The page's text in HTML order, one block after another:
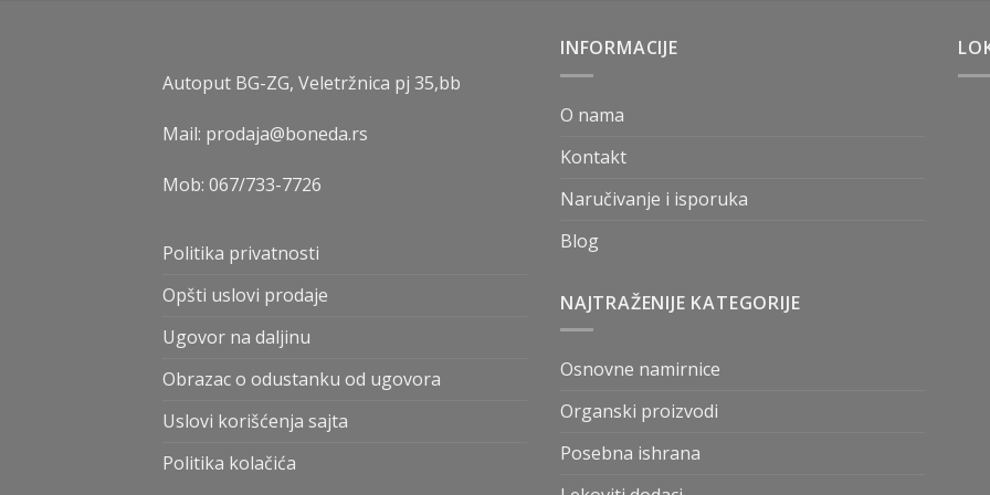
Autoput BG-ZG, Veletržnica pj 35,bb
Mail: prodaja@boneda.rs
Mob: 067/733-7726
Politika privatnosti
Opšti uslovi prodaje
Ugovor na daljinu
Obrazac o odustanku od ugovora
Uslovi korišćenja sajta
Politika kolačića
INFORMACIJE
O nama
Kontakt
Naručivanje i isporuka
Blog
NAJTRAŽENIJE KATEGORIJE
Osnovne namirnice
Organski proizvodi
Posebna ishrana